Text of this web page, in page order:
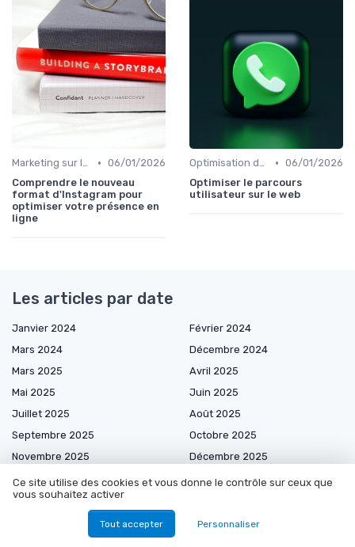
Marketing sur les Réseaux Sociaux • 06/01/2026
Comprendre le nouveau
format d'Instagram pour
optimiser votre présence en
ligne
Optimisation du Parcours Client • 06/01/2026
Optimiser le parcours
utilisateur sur le web
Les articles par date
Janvier 2024
Février 2024
Mars 2024
Décembre 2024
Mars 2025
Avril 2025
Mai 2025
Juin 2025
Juillet 2025
Août 2025
Septembre 2025
Octobre 2025
Novembre 2025
Décembre 2025
Janvier 2026
Février 2026
Mars 2026
Juin 2026
Ce site utilise des cookies et vous donne le contrôle sur ceux que
vous souhaitez activer
Tout accepter Personnaliser